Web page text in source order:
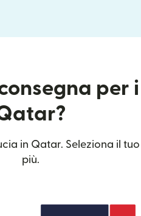
per
in Qatar. Seleziona il
più.